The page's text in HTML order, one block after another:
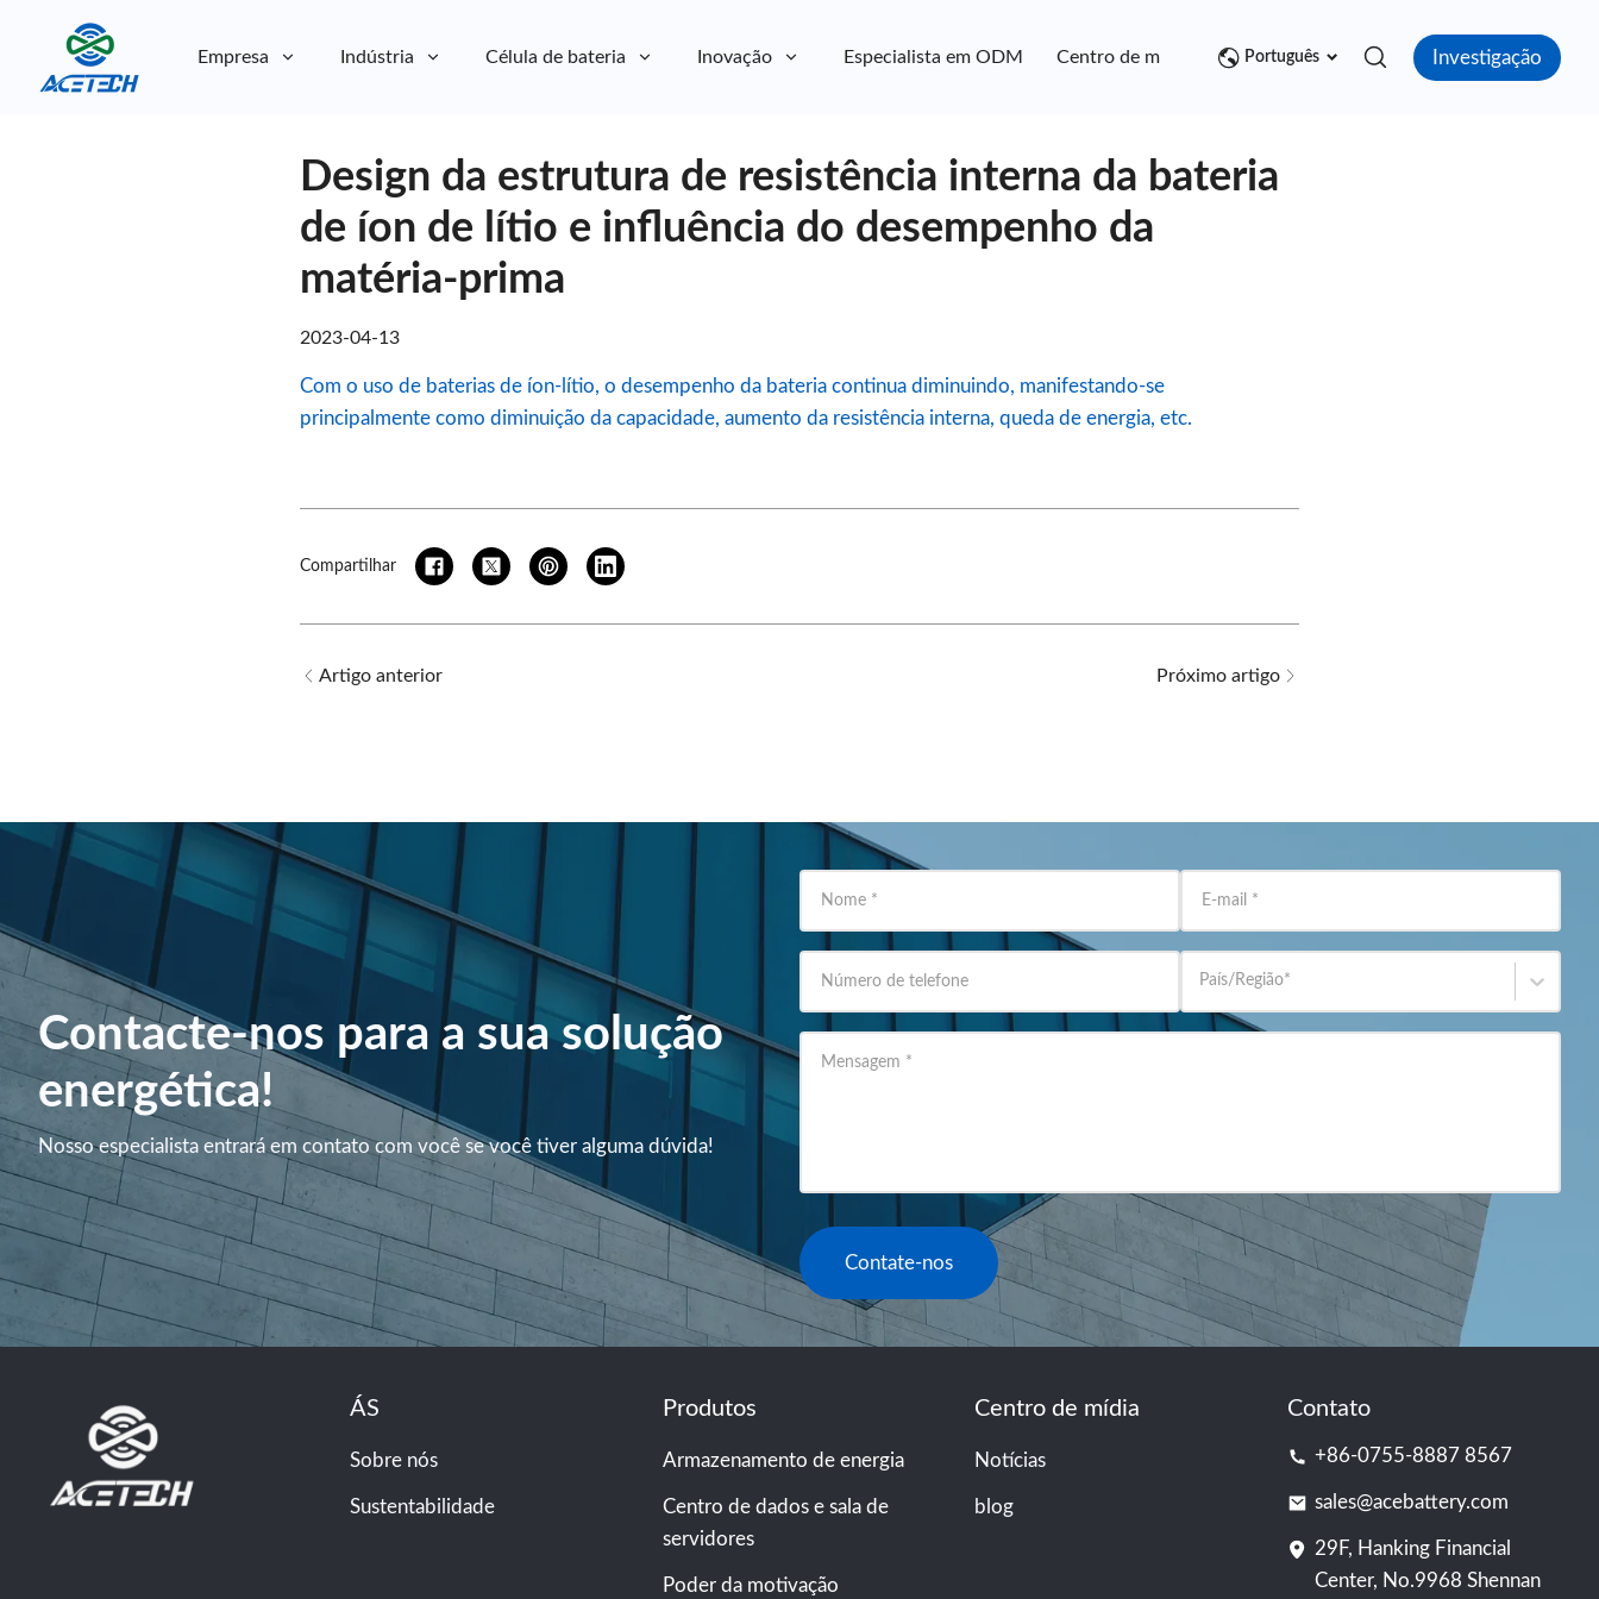
Empresa Indústria Célula de bateria Inovação Especialista em ODM Centro de mídia Contato
Português Investigação
Design da estrutura de resistência interna da bateria
de íon de lítio e influência do desempenho da
matéria-prima
2023-04-13
Com o uso de baterias de íon-lítio, o desempenho da bateria continua diminuindo, manifestando-se
principalmente como diminuição da capacidade, aumento da resistência interna, queda de energia, etc.
Compartilhar
Artigo anterior Próximo artigo
Contacte-nos para a sua solução
energética!
Nosso especialista entrará em contato com você se você tiver alguma dúvida!
Nome * E-mail *
Número de telefone País/Região*
Mensagem *
Contate-nos
ÁS
Sobre nós
Sustentabilidade
Produtos
Armazenamento de energia
Centro de dados e sala de
servidores
Poder da motivação
Centro de mídia
Notícias
blog
Contato
+86-0755-8887 8567
sales@acebattery.com
29F, Hanking Financial
Center, No.9968 Shennan